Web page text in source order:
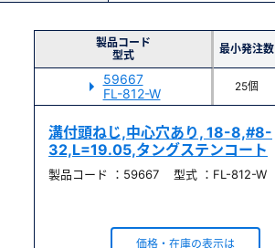
製品コード
型式
最小発注数
59667
FL-812-W
25個
溝付頭ねじ,中心穴あり, 18-8,#8-
32,L=19.05,タングステンコート
製品コード ：59667 型式 ：FL-812-W
価格・在庫の表示は